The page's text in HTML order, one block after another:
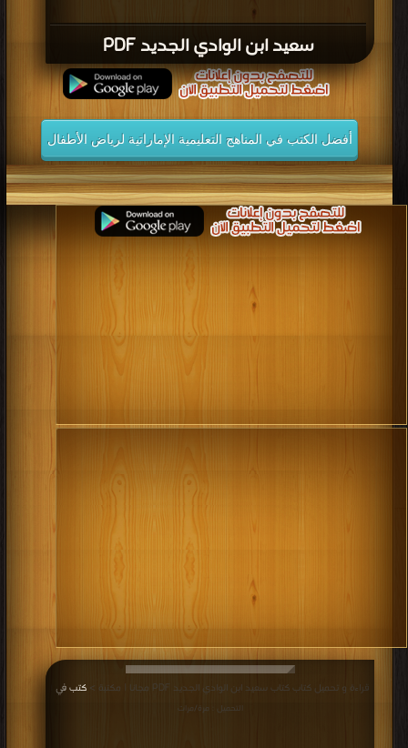
سعيد ابن الوادي الجديد PDF
أفضل الكتب في المناهج التعليمية الإماراتية لرياض الأطفال
قراءة و تحميل كتاب كتاب سعيد ابن الوادي الجديد PDF مجانا | مكتبة > كتب في
التحميل : مرة/مرات